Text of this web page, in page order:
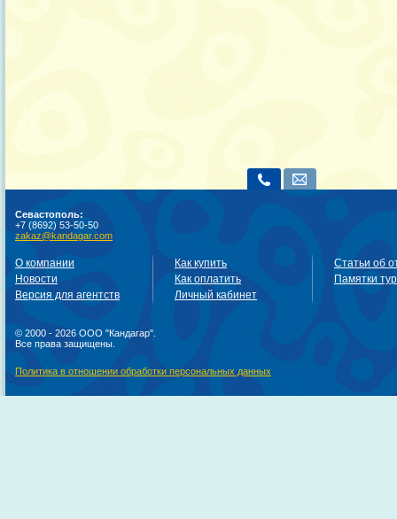
Севастополь:
+7 (8692) 53-50-50
zakaz@kandagar.com
О компании
Новости
Версия для агентств
Как купить
Как оплатить
Личный кабинет
Статьи об
Памятки
© 2000 - 2026 ООО "Кандагар".
Все права защищены.
Политика в отношении обработки персональных данных